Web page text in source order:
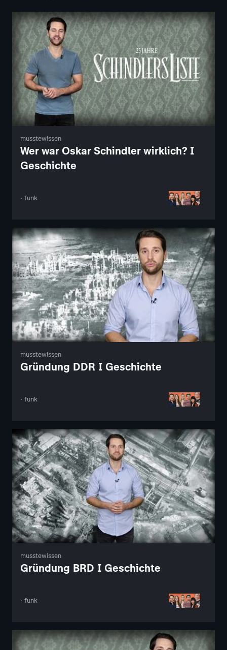
musstewissen
Wer war Oskar Schindler wirklich? I
Geschichte
· funk
musstewissen
Gründung DDR I Geschichte
· funk
musstewissen
Gründung BRD I Geschichte
· funk